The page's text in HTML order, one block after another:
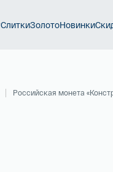
СлиткиЗолотоНовинки
Российская монета